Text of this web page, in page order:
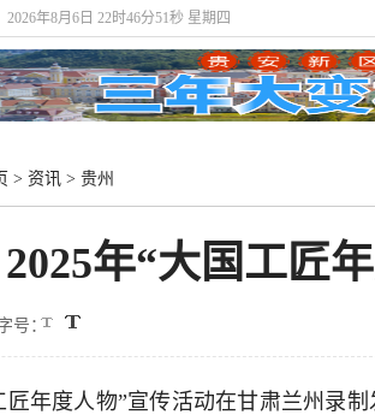
2026年8月6日 22时46分52秒 星期四
> 资讯 > 贵州
年“大国工匠
号：
匠年度人物”宣传活动在甘肃兰州录